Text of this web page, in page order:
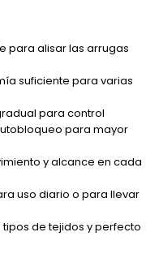
para alisar las arrugas
suficiente para varias
para control
para mayor
y alcance en cada
uso diario o para llevar
de tejidos y perfecto